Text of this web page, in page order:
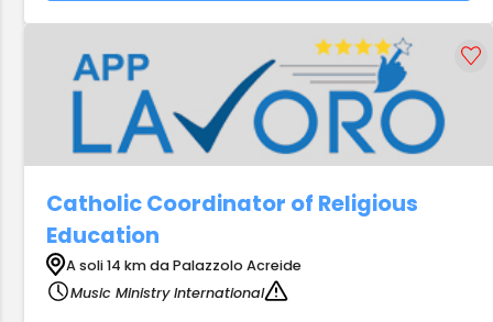
Catholic Coordinator of Religious
Education
A soli 14 km da Palazzolo Acreide
Music Ministry International